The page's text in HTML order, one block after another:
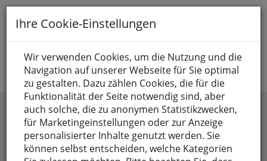
Toggle
Suche nach
Jetzt anmelden
Schlagdübel
Ihre Cookie-Einstellungen
Wir verwenden Cookies, um die Nutzung und die
Navigation auf unserer Webseite für Sie optimal
zu gestalten. Dazu zählen Cookies, die für die
Funktionalität der Seite notwendig sind, aber
auch solche, die zu anonymen Statistikzwecken,
für Marketingeinstellungen oder zur Anzeige
personalisierter Inhalte genutzt werden. Sie
können selbst entscheiden, welche Kategorien